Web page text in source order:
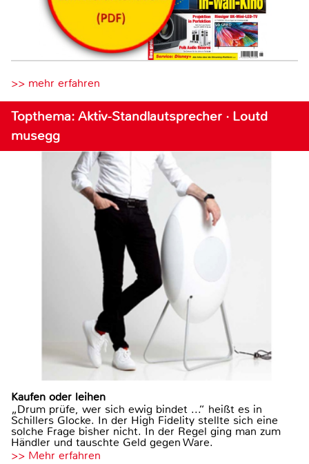
>> mehr erfahren
Topthema: Aktiv-Standlautsprecher · Loutd
musegg
Kaufen oder leihen
„Drum prüfe, wer sich ewig bindet ...“ heißt es in
Schillers Glocke. In der High Fidelity stellte sich eine
solche Frage bisher nicht. In der Regel ging man zum
Händler und tauschte Geld gegen Ware.
>> Mehr erfahren